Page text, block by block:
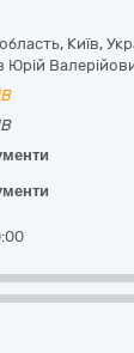
, Київ,
Юрій